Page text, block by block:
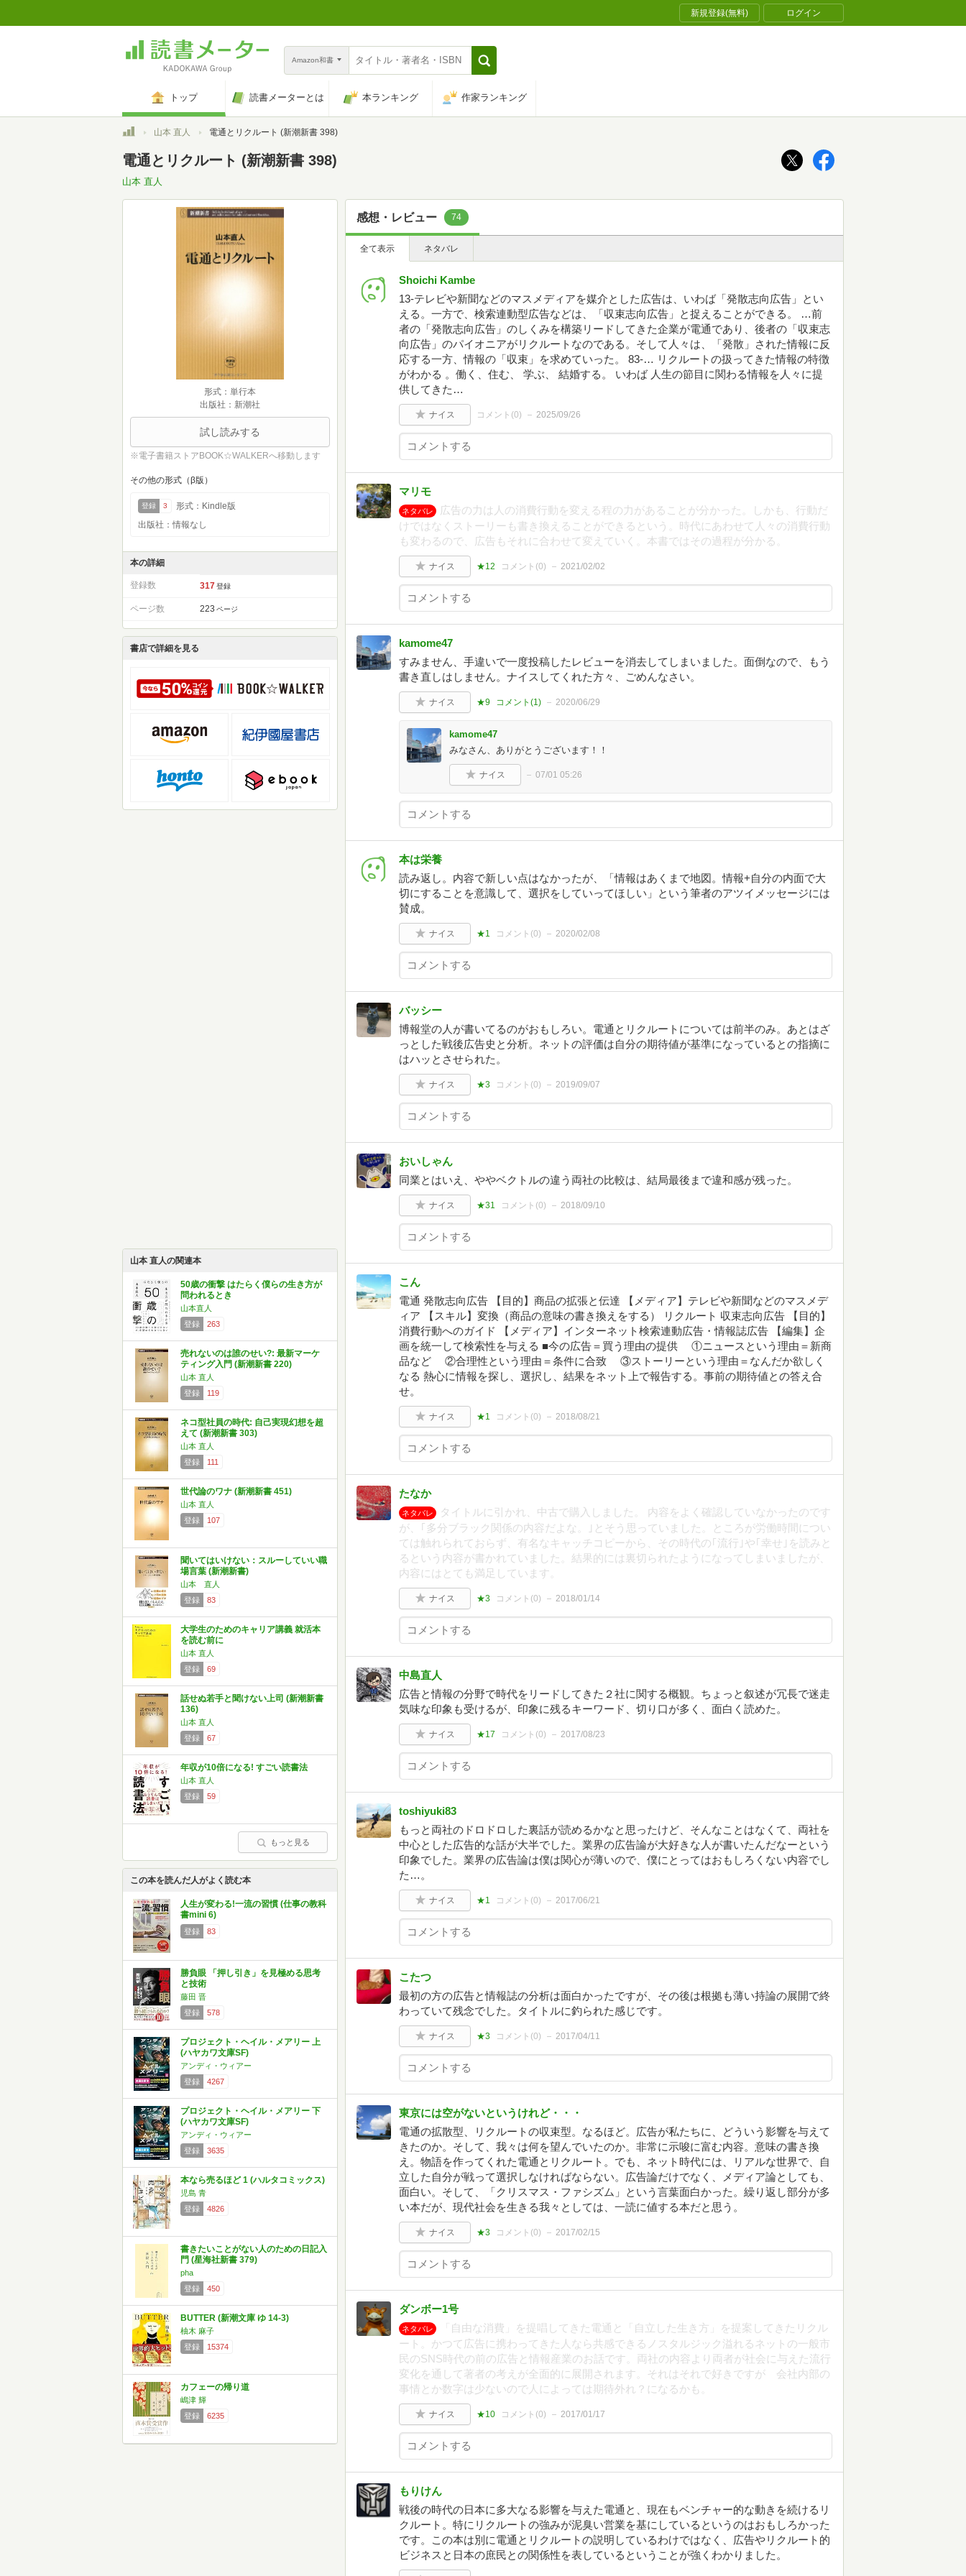
新規登録(無料) ログイン
Amazon和書
トップ 読書メーターとは 本ランキング 作家ランキング
トップ山本 直人 電通とリクルート (新潮新書 398)
電通とリクルート (新潮新書 398)
山本 直人
形式：単行本
出版社：新潮社
試し読みする
※電子書籍ストアBOOK☆WALKERへ移動します
その他の形式（β版）
登録 3
形式：Kindle版
出版社：情報なし
本の詳細
登録数 317 登録
ページ数 223 ページ
書店で詳細を見る
山本 直人の関連本
50歳の衝撃 はたらく僕らの生き方が
問われるとき
山本直人
登録
263
売れないのは誰のせい?: 最新マーケ
ティング入門 (新潮新書 220)
山本 直人
登録
119
ネコ型社員の時代: 自己実現幻想を超
えて (新潮新書 303)
山本 直人
登録
111
世代論のワナ (新潮新書 451)
山本 直人
登録
107
聞いてはいけない：スルーしていい職
場言葉 (新潮新書)
山本 直人
登録
83
大学生のためのキャリア講義 就活本
を読む前に
山本 直人
登録
69
話せぬ若手と聞けない上司 (新潮新書
136)
山本 直人
登録
67
年収が10倍になる! すごい読書法
山本 直人
登録
59
もっと見る
この本を読んだ人がよく読む本
人生が変わる!一流の習慣 (仕事の教科
書mini 6)
登録 83
勝負眼 「押し引き」を見極める思考
と技術
藤田 晋
登録
578
プロジェクト・ヘイル・メアリー 上
(ハヤカワ文庫SF)
アンディ・ウィアー
登録
4267
プロジェクト・ヘイル・メアリー 下
(ハヤカワ文庫SF)
アンディ・ウィアー
登録
3635
本なら売るほど 1 (ハルタコミックス)
児島 青
登録
4826
書きたいことがない人のための日記入
門 (星海社新書 379)
pha
登録
450
BUTTER (新潮文庫 ゆ 14-3)
柚木 麻子
登録
15374
カフェーの帰り道
嶋津 輝
登録
6235
感想・レビュー 74
全て表示 ネタバレ
Shoichi Kambe
13-テレビや新聞などのマスメディアを媒介とした広告は、いわば「発散志向広告」とい
える。一方で、検索連動型広告などは、「収束志向広告」と捉えることができる。 …前
者の「発散志向広告」のしくみを構築リードしてきた企業が電通であり、後者の「収束志
向広告」のパイオニアがリクルートなのである。そして人々は、「発散」された情報に反
応する一方、情報の「収束」を求めていった。 83-… リクルートの扱ってきた情報の特徴
がわかる 。働く、住む、 学ぶ、 結婚する。 いわば 人生の節目に関わる情報を人々に提
供してきた…
ナイス コメント(0) 2025/09/26
マリモ
ネタバレ
広告の力は人の消費行動を変える程の力があることが分かった。しかも、行動だ
けではなくストーリーも書き換えることができるという。時代にあわせて人々の消費行動
も変わるので、広告もそれに合わせて変えていく。本書ではその過程が分かる。
ナイス ★12 コメント(0) 2021/02/02
kamome47
すみません、手違いで一度投稿したレビューを消去してしまいました。面倒なので、もう
書き直しはしません。ナイスしてくれた方々、ごめんなさい。
ナイス ★9 コメント(1) 2020/06/29
kamome47
みなさん、ありがとうございます！！
ナイス 07/01 05:26
本は栄養
読み返し。内容で新しい点はなかったが、「情報はあくまで地図。情報+自分の内面で大
切にすることを意識して、選択をしていってほしい」という筆者のアツイメッセージには
賛成。
ナイス ★1 コメント(0) 2020/02/08
バッシー
博報堂の人が書いてるのがおもしろい。電通とリクルートについては前半のみ。あとはざ
っとした戦後広告史と分析。ネットの評価は自分の期待値が基準になっているとの指摘に
はハッとさせられた。
ナイス ★3 コメント(0) 2019/09/07
おいしゃん
同業とはいえ、ややベクトルの違う両社の比較は、結局最後まで違和感が残った。
ナイス ★31 コメント(0) 2018/09/10
こん
電通 発散志向広告 【目的】商品の拡張と伝達 【メディア】テレビや新聞などのマスメデ
ィア 【スキル】変換（商品の意味の書き換えをする） リクルート 収束志向広告 【目的】
消費行動へのガイド 【メディア】インターネット検索連動広告・情報誌広告 【編集】企
画を統一して検索性を与える ■今の広告＝買う理由の提供 ①ニュースという理由＝新商
品など ②合理性という理由＝条件に合致 ③ストーリーという理由＝なんだか欲しく
なる 熱心に情報を探し、選択し、結果をネット上で報告する。事前の期待値との答え合
せ。
ナイス ★1 コメント(0) 2018/08/21
たなか
ネタバレ
タイトルに引かれ、中古で購入しました。 内容をよく確認していなかったのです
が、｢多分ブラック関係の内容だよな。｣とそう思っていました。ところが労働時間につい
ては触れられておらず、有名なキャッチコピーから、その時代の｢流行｣や｢幸せ｣を読みと
るという内容が書かれていました。結果的には裏切られたようになってしまいましたが、
内容にはとても満足しています。
ナイス ★3 コメント(0) 2018/01/14
中島直人
広告と情報の分野で時代をリードしてきた２社に関する概観。ちょっと叙述が冗長で迷走
気味な印象も受けるが、印象に残るキーワード、切り口が多く、面白く読めた。
ナイス ★17 コメント(0) 2017/08/23
toshiyuki83
もっと両社のドロドロした裏話が読めるかなと思ったけど、そんなことはなくて、両社を
中心とした広告的な話が大半でした。業界の広告論が大好きな人が書いたんだなーという
印象でした。業界の広告論は僕は関心が薄いので、僕にとってはおもしろくない内容でし
た…。
ナイス ★1 コメント(0) 2017/06/21
こたつ
最初の方の広告と情報誌の分析は面白かったですが、その後は根拠も薄い持論の展開で終
わっていて残念でした。タイトルに釣られた感じです。
ナイス ★3 コメント(0) 2017/04/11
東京には空がないというけれど・・・
電通の拡散型、リクルートの収束型。なるほど。広告が私たちに、どういう影響を与えて
きたのか。そして、我々は何を望んでいたのか。非常に示唆に富む内容。意味の書き換
え。物語を作ってくれた電通とリクルート。でも、ネット時代には、リアルな世界で、自
立した自分が戦って選択しなければならない。広告論だけでなく、メディア論としても、
面白い。そして、「クリスマス・ファシズム」という言葉面白かった。繰り返し部分が多
い本だが、現代社会を生きる我々としては、一読に値する本だと思う。
ナイス ★3 コメント(0) 2017/02/15
ダンボー1号
ネタバレ
「自由な消費」を提唱してきた電通と「自立した生き方」を提案してきたリクル
ート。かつて広告に携わってきた人なら共感できるノスタルジック溢れるネットの一般市
民のSNS時代の前の広告と情報産業のお話です。両社の内容より両者が社会に与えた流行
変化を通して著者の考えが全面的に展開されます。それはそれで好きですが 会社内部の
事情とか数字は少ないので人によっては期待外れ？になるかも。
ナイス ★10 コメント(0) 2017/01/17
もりけん
戦後の時代の日本に多大なる影響を与えた電通と、現在もベンチャー的な動きを続けるリ
クルート。特にリクルートの強みが泥臭い営業を基にしているというのはおもしろかった
です。この本は別に電通とリクルートの説明しているわけではなく、広告やリクルート的
ビジネスと日本の庶民との関係性を表しているということが強くわかりました。